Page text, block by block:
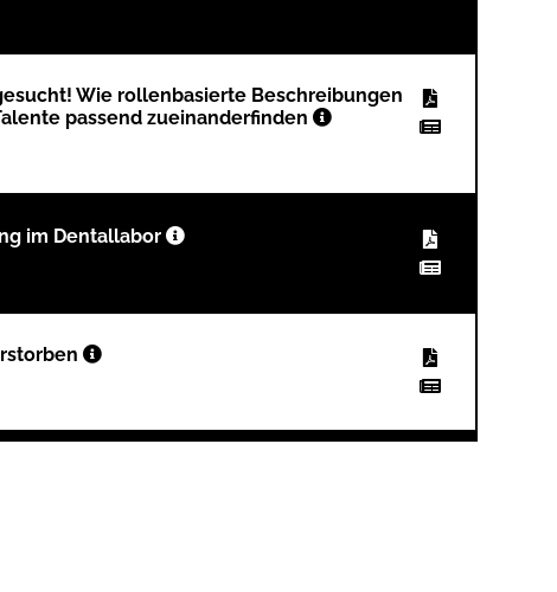
Wie rollenbasierte Beschreibungen
passend zueinanderfinden
im Dentallabor